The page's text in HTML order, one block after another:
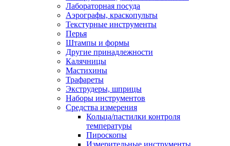
Лабораторная посуда
Аэрографы, краскопульты
Текстурные инструменты
Перья
Штампы и формы
Другие принадлежности
Калячницы
Мастихины
Трафареты
Экструдеры, шприцы
Наборы инструментов
Средства измерения
Кольца/пастилки контроля
температуры
Пироскопы
Измерительные инструменты